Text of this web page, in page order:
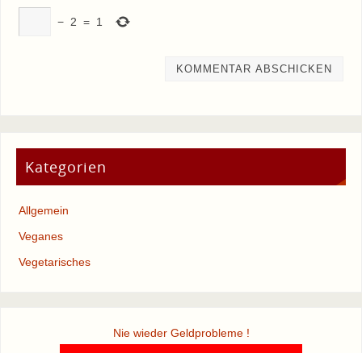
− 2 = 1
Kategorien
Allgemein
Veganes
Vegetarisches
Nie wieder Geldprobleme !